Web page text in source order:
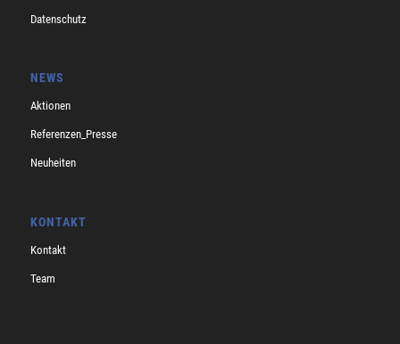
Datenschutz
NEWS
Aktionen
Referenzen_Presse
Neuheiten
KONTAKT
Kontakt
Team